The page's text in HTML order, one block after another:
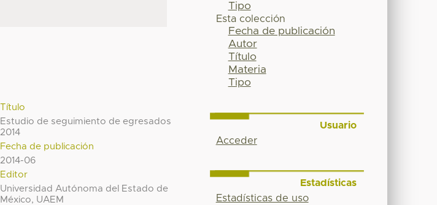
Título
Estudio de seguimiento de egresados
2014
Fecha de publicación
2014-06
Editor
Universidad Autónoma del Estado de
México, UAEM
Tipo
Esta colección
Fecha de publicación
Autor
Título
Materia
Tipo
Usuario
Acceder
Estadísticas
Estadísticas de uso